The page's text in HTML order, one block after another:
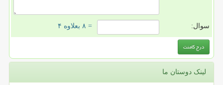
سوال: = ۸ بعلاوه ۴
لینک دوستان ما